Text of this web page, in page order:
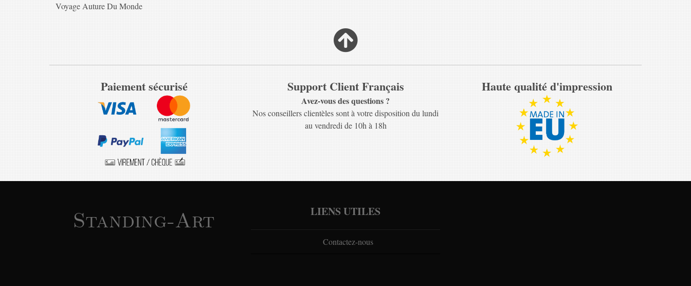
Voyage Auture Du Monde
Paiement sécurisé Support Client Français
Avez-vous des questions ?
Nos conseillers clientèles sont à votre disposition du lundi
au vendredi de 10h à 18h
Haute qualité d'impression
Standing-Art LIENS UTILES
Contactez-nous